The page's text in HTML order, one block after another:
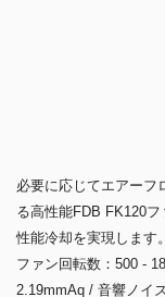
必要に応じてエアーフ
る高性能FDB FK120
性能冷却を実現します。
ファン回転数：500 -
2.19mmAq / 音響ノイ